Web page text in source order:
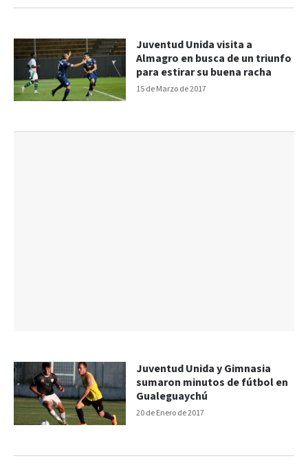
15 de Marzo de 2017
Juventud Unida visita a
Almagro en busca de un triunfo
para estirar su buena racha
20 de Enero de 2017
Juventud Unida y Gimnasia
sumaron minutos de fútbol en
Gualeguaychú